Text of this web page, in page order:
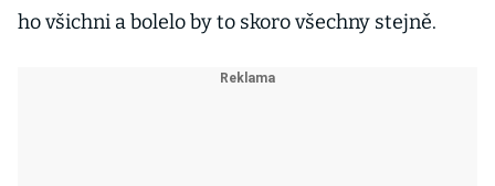
ho všichni a bolelo by to skoro všechny stejně.